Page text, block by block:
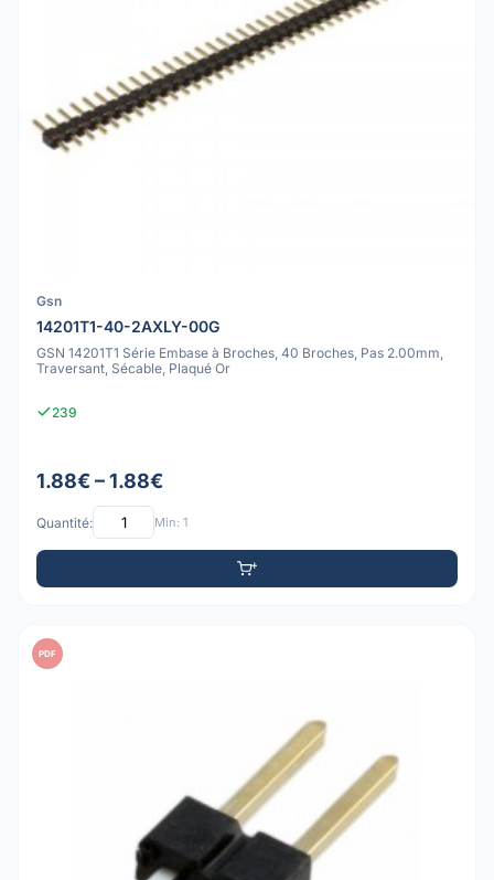
Gsn
14201T1-40-2AXLY-00G
GSN 14201T1 Série Embase à Broches, 40 Broches, Pas 2.00mm,
Traversant, Sécable, Plaqué Or
239
1.88€ – 1.88€
Quantité: Min: 1
PDF